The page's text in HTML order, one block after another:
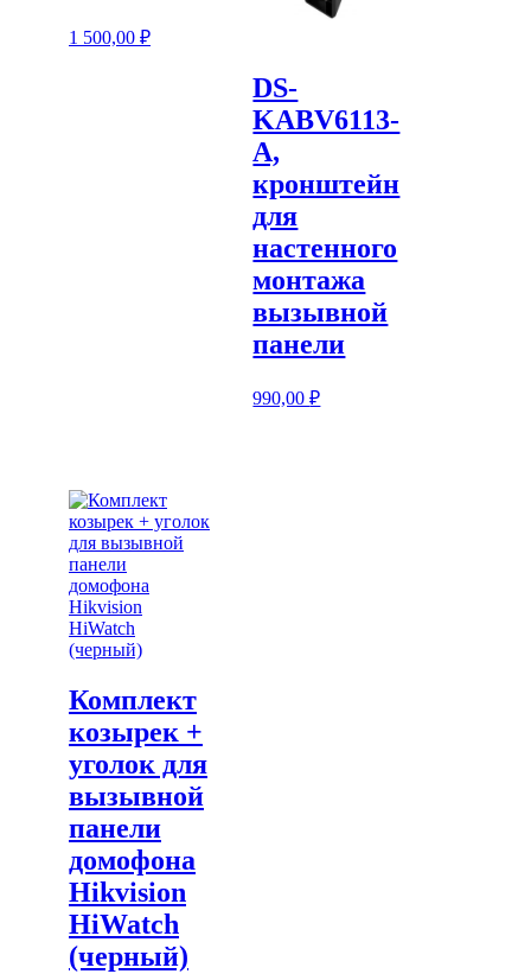
1 500,00 ₽
DS-
KABV6113-
A,
кронштейн
для
настенного
монтажа
вызывной
панели
990,00₽
Комплект
козырек +
уголок для
вызывной
панели
домофона
Hikvision
HiWatch
(черный)